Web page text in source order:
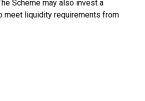
Scheme may also invest a
meet liquidity requirements from